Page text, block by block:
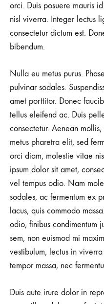
orci. Duis posuere mauris
nisl viverra. Integer lectus
consectetur dictum est.
bibendum.
Nulla eu metus purus.
pulvinar sodales.
amet porttitor. Donec
tellus eleifend ac. Duis
consectetur. Aenean
metus pharetra elit, sed
orci diam, molestie vitae
ipsum dolor sit amet,
vel tempus odio. Nam
sodales, ac fermentum ex
lacus, quis commodo
odio, finibus condimentum
sem, non euismod mi
vestibulum, lectus in
tempor massa, nec
Duis aute irure dolor in